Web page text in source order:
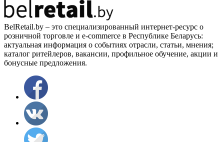
BelRetail.by – это специализированный интернет-ресурс о
розничной торговле и e-commerce в Республике Беларусь:
актуальная информация о событиях отрасли, статьи, мнения;
каталог ритейлеров, вакансии, профильное обучение, акции и
бонусные предложения.